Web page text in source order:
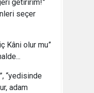
getiririm!”
seçer
Kâni olur mu”
“yedisinde
adam